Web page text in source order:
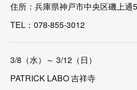
住所：兵庫県神戸市中央区磯上通
TEL：078-855-3012
3/8（水）～ 3/12（日）
PATRICK LABO 吉祥寺